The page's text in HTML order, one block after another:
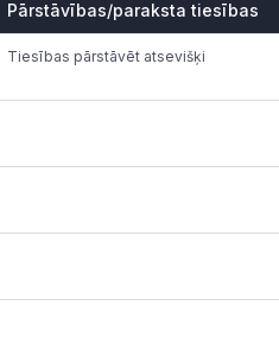
Pārstāvības/paraksta tiesības
Tiesības pārstāvēt atsevišķi